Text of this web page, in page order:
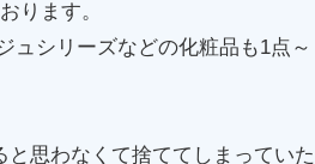
ります。
ュシリーズなどの化粧品も1点～
思わなくて捨ててしまっていた